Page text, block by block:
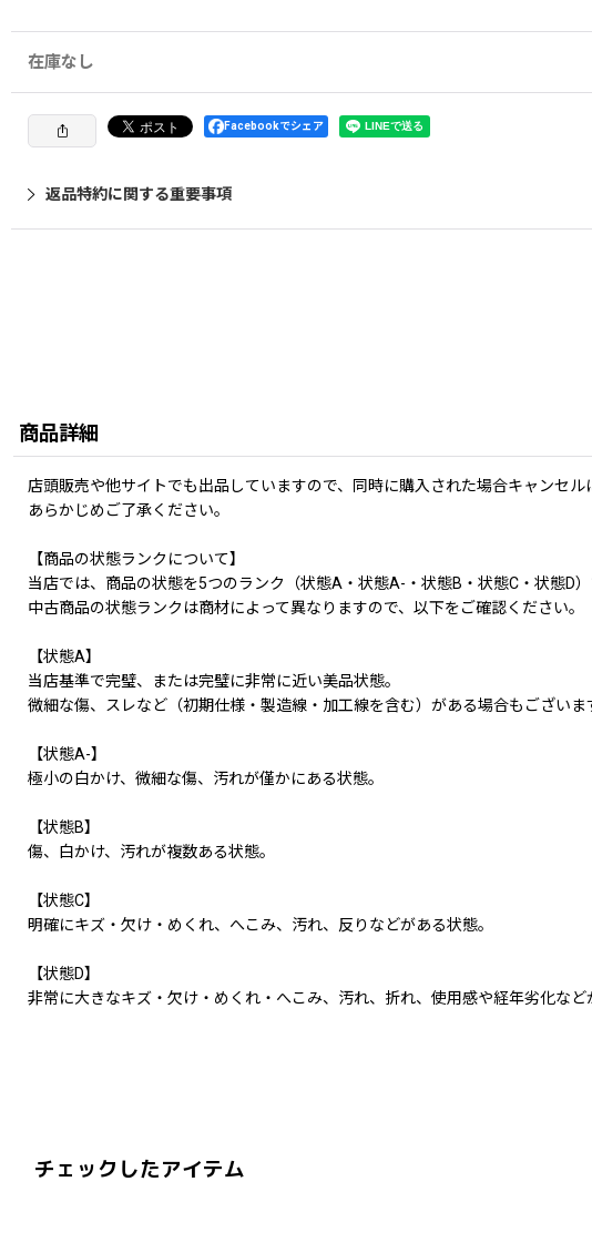
在庫なし
Facebookでシェア
返品特約に関する重要事項
商品詳細
店頭販売や他サイトでも出品していますので、同時に購入された場合キャンセル
あらかじめご了承ください。
【商品の状態ランクについて】
当店では、商品の状態を5つのランク（状態A・状態A-・状態B・状態C・状態D）
中古商品の状態ランクは商材によって異なりますので、以下をご確認ください。
【状態A】
当店基準で完璧、または完璧に非常に近い美品状態。
微細な傷、スレなど（初期仕様・製造線・加工線を含む）がある場合もございま
【状態A-】
極小の白かけ、微細な傷、汚れが僅かにある状態。
【状態B】
傷、白かけ、汚れが複数ある状態。
【状態C】
明確にキズ・欠け・めくれ、へこみ、汚れ、反りなどがある状態。
【状態D】
非常に大きなキズ・欠け・めくれ・へこみ、汚れ、折れ、使用感や経年劣化など
チェックしたアイテム